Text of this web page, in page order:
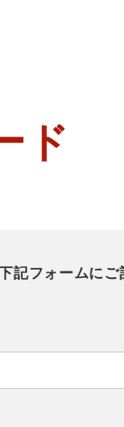
ド
記フォームにご